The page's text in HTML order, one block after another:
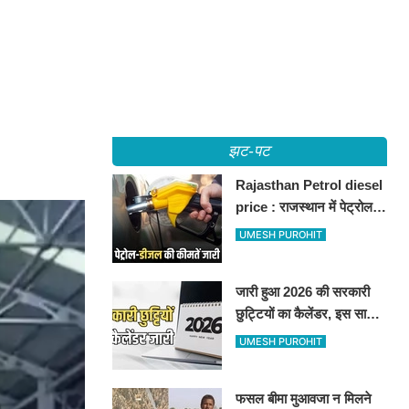
झट-पट
Rajasthan Petrol diesel
price : राजस्थान में पेट्रोल-
डीजल की कीमतें जारी, जानिए
UMESH PUROHIT
जारी हुआ 2026 की सरकारी
छुट्टियों का कैलेंडर, इस साल
कई बार मिलेगा लगातार
UMESH PUROHIT
फसल बीमा मुआवजा न मिलने